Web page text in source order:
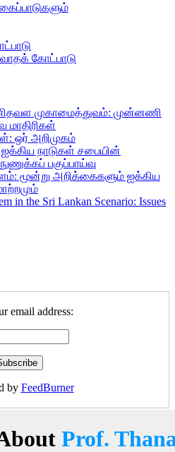
கோட்பாடு
முகாமைத்துவம்‌: முன்னணி
மாதிரிகள்‌
ஒர் அறிமுகம்
நாடுகள் சபையின்
பகுப்பாய்வு
மூன்று அறிக்கைகளும் ஐக்கிய
in the Sri Lankan Scenario: Issues
email address:
by FeedBurner
Prof.